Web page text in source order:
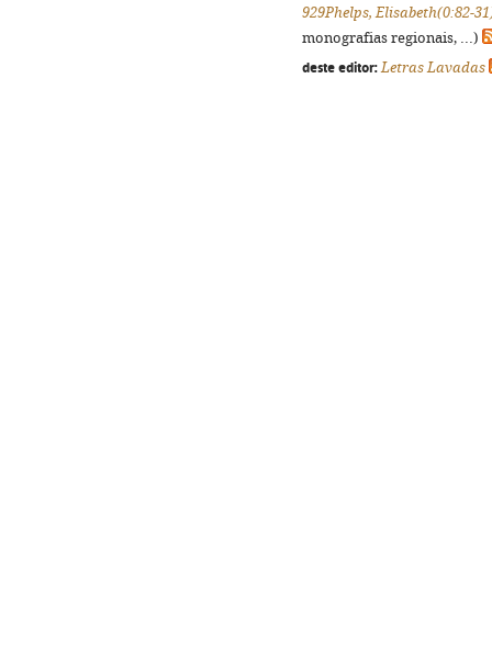
929Phelps, Elisabeth(0:82-
monografias regionais, ...)
deste editor: Letras Lavadas